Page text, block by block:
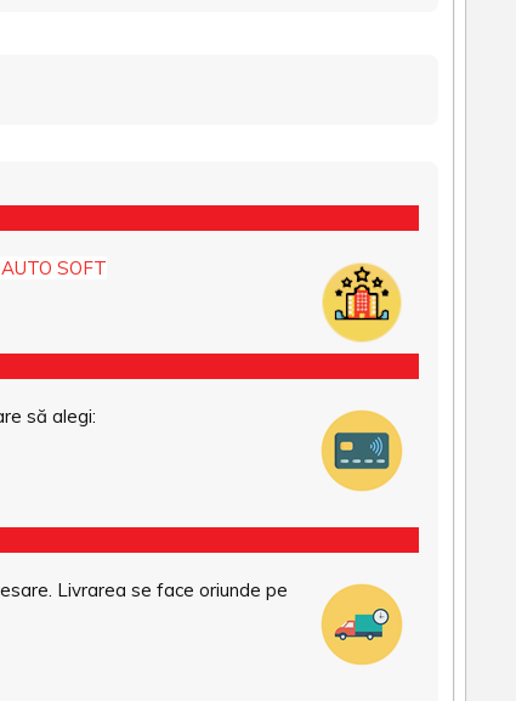
SOFT
să alegi:
Livrarea se face oriunde pe